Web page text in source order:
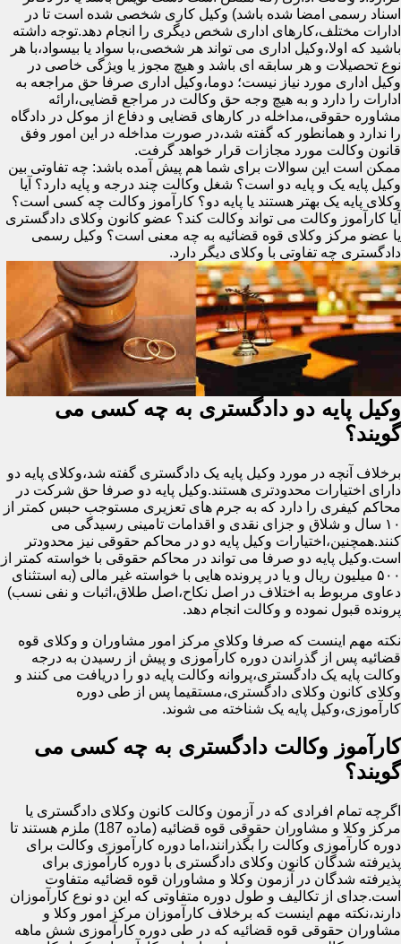
اسناد رسمی امضا شده باشد) وکیل کاری شخصی شده است تا در
ادارات مختلف،کارهای اداری شخص دیگری را انجام دهد.توجه داشته
باشید که اولا،وکیل اداری می تواند هر شخصی،با سواد یا بیسواد،با هر
نوع تحصیلات و هر سابقه ای باشد و هیچ مجوز یا ویژگی خاصی در
وکیل اداری مورد نیاز نیست؛ دوما،وکیل اداری صرفا حق مراجعه به
ادارات را دارد و به هیچ وجه حق وکالت در مراجع قضایی،ارائه
مشاوره حقوقی،مداخله در کارهای قضایی و دفاع از موکل در دادگاه
را ندارد و همانطور که گفته شد،در صورت مداخله در این امور وفق
قانون وکالت مورد مجازات قرار خواهد گرفت.
ممکن است این سوالات برای شما هم پیش آمده باشد: چه تفاوتی بین
وکیل پایه یک و پایه دو است؟ شغل وکالت چند درجه و پایه دارد؟ آیا
وکلای پایه یک بهتر هستند یا پایه دو؟ کارآموز وکالت چه کسی است؟
آیا کارآموز وکالت می تواند وکالت کند؟ عضو کانون وکلای دادگستری
یا عضو مرکز وکلای قوه قضائیه به چه معنی است؟ وکیل رسمی
دادگستری چه تفاوتی با وکلای دیگر دارد.
وکیل پایه دو دادگستری به چه کسی می
گویند؟
برخلاف آنچه در مورد وکیل پایه یک دادگستری گفته شد،وکلای پایه دو
دارای اختیارات محدودتری هستند.وکیل پایه دو صرفا حق شرکت در
محاکم کیفری را دارد که به جرم های تعزیری مستوجب حبس کمتر از
۱۰ سال و شلاق و جزای نقدی و اقدامات تامینی رسیدگی می
کنند.همچنین،اختیارات وکیل پایه دو در محاکم حقوقی نیز محدودتر
است.وکیل پایه دو صرفا می تواند در محاکم حقوقی با خواسته کمتر از
۵۰۰ میلیون ریال و یا در پرونده هایی با خواسته غیر مالی (به استثنای
دعاوی مربوط به اختلاف در اصل نکاح،اصل طلاق،اثبات و نفی نسب)
پرونده قبول نموده و وکالت انجام دهد.
نکته مهم اینست که صرفا وکلای مرکز امور مشاوران و وکلای قوه
قضائیه پس از گذراندن دوره کارآموزی و پیش از رسیدن به درجه
وکالت پایه یک دادگستری،پروانه وکالت پایه دو را دریافت می کنند و
وکلای کانون وکلای دادگستری،مستقیما پس از طی دوره
کارآموزی،وکیل پایه یک شناخته می شوند.
کارآموز وکالت دادگستری به چه کسی می
گویند؟
اگرچه تمام افرادی که در آزمون وکالت کانون وکلای دادگستری یا
مرکز وکلا و مشاوران حقوقی قوه قضائیه (ماده 187) ملزم هستند تا
دوره کارآموزی وکالت را بگذرانند،اما دوره کارآموزی وکالت برای
پذیرفته شدگان کانون وکلای دادگستری با دوره کارآموزی برای
پذیرفته شدگان در آزمون وکلا و مشاوران قوه قضائیه متفاوت
است.جدای از تکالیف و طول دوره متفاوتی که این دو نوع کارآموزان
دارند،نکته مهم اینست که برخلاف کارآموزان مرکز امور وکلا و
مشاوران حقوقی قوه قضائیه که در طی دوره کارآموزی شش ماهه